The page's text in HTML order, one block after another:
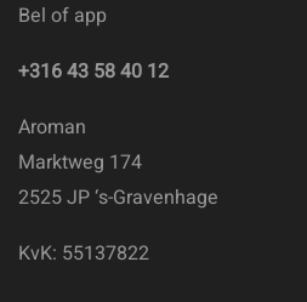
Bel of app
+316 43 58 40 12
Aroman
Marktweg 174
2525 JP ‘s-Gravenhage
KvK: 55137822